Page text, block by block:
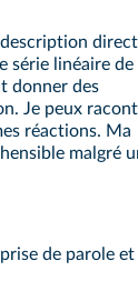
série linéaire de
donner des
Je peux
réactions. Ma
malgré
de parole